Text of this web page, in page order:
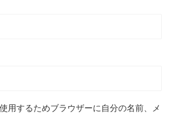
用するためブラウザーに自分の名前、メ